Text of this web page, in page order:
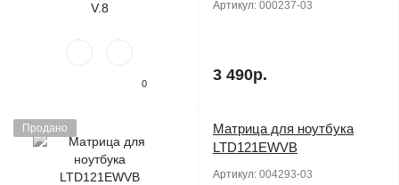
0
Артикул: 000237-03
3 490р.
Продано
Матрица для ноутбука
LTD121EWVB
Артикул: 004293-03